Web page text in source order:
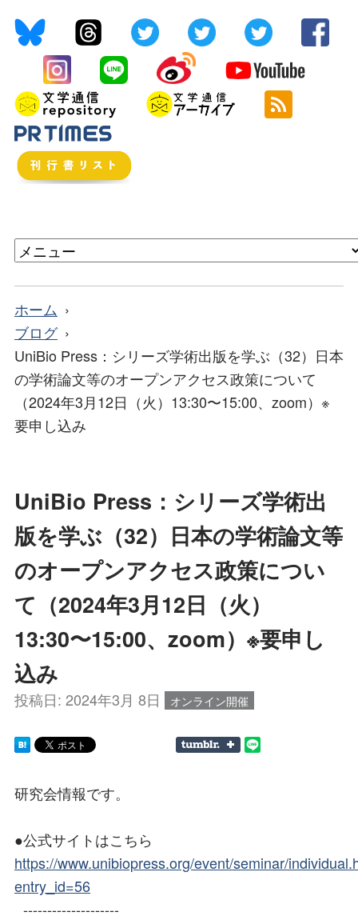
ホーム
ブログ
UniBio Press：シリーズ学術出版を学ぶ（32）日本
の学術論文等のオープンアクセス政策について
（2024年3月12日（火）13:30〜15:00、zoom）※
要申し込み
UniBio Press：シリーズ学術出
版を学ぶ（32）日本の学術論文等
のオープンアクセス政策につい
て（2024年3月12日（火）
13:30〜15:00、zoom）※要申し
込み
投稿日: 2024年3月 8日 オンライン開催
研究会情報です。
●公式サイトはこちら
https://www.unibiopress.org/event/seminar/
entry_id=56
--------------------